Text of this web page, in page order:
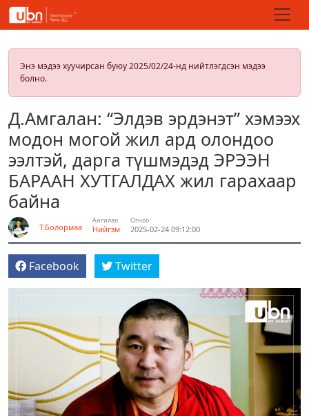
Энэ мэдээ хуучирсан буюу 2025/02/24-нд нийтлэгдсэн мэдээ
болно.
Д.Амгалан: “Элдэв эрдэнэт” хэмээх
модон могой жил ард олондоо
ээлтэй, дарга түшмэдэд ЭРЭЭН
БАРААН ХУТГАЛДАХ жил гарахаар
байна
Т.Болормаа
Ангилал
Нийгэм
Огноо
2025-02-24 09:12:00
Facebook Twitter